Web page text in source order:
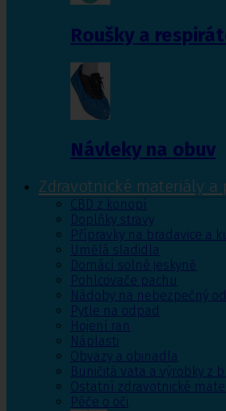
Roušky a
Návleky na obuv
Zdravotnické materiály a
CBD z konopí
Doplňky stravy
Přípravky na bradavice a
Umělá sladidla
Domácí solné jeskyně
Pohlcovače pachu
Nádoby na nebezpečný
Pytle na odpad
Hojení ran
Náplasti
Obvazy a obinadla
Buničitá vata a výrobky z
Ostatní zdravotnické
Péče o oči